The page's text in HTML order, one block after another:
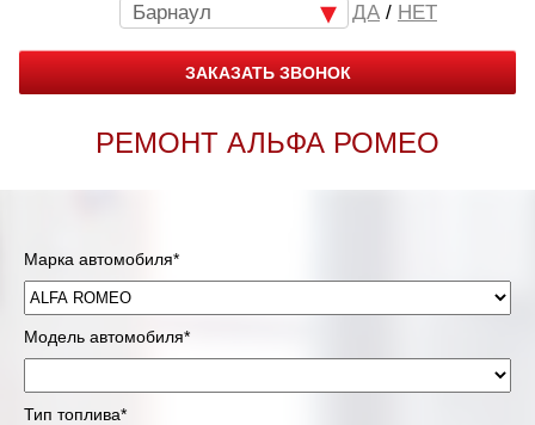
Барнаул / НЕТ
ЗАКАЗАТЬ ЗВОНОК
РЕМОНТ АЛЬФА РОМЕО
Марка автомобиля*
Модель автомобиля*
Тип топлива*